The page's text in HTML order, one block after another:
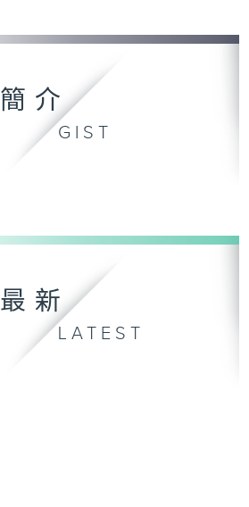
簡介
GIST
最新
LATEST